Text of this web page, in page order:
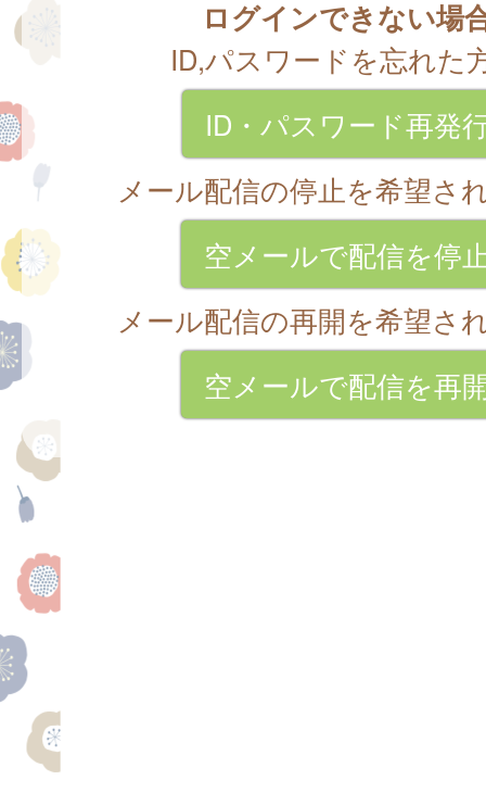
ログインできない場
ID,パスワードを忘れた
ID・パスワード再発
メール配信の停止を希望さ
空メールで配信を停
メール配信の再開を希望さ
空メールで配信を再